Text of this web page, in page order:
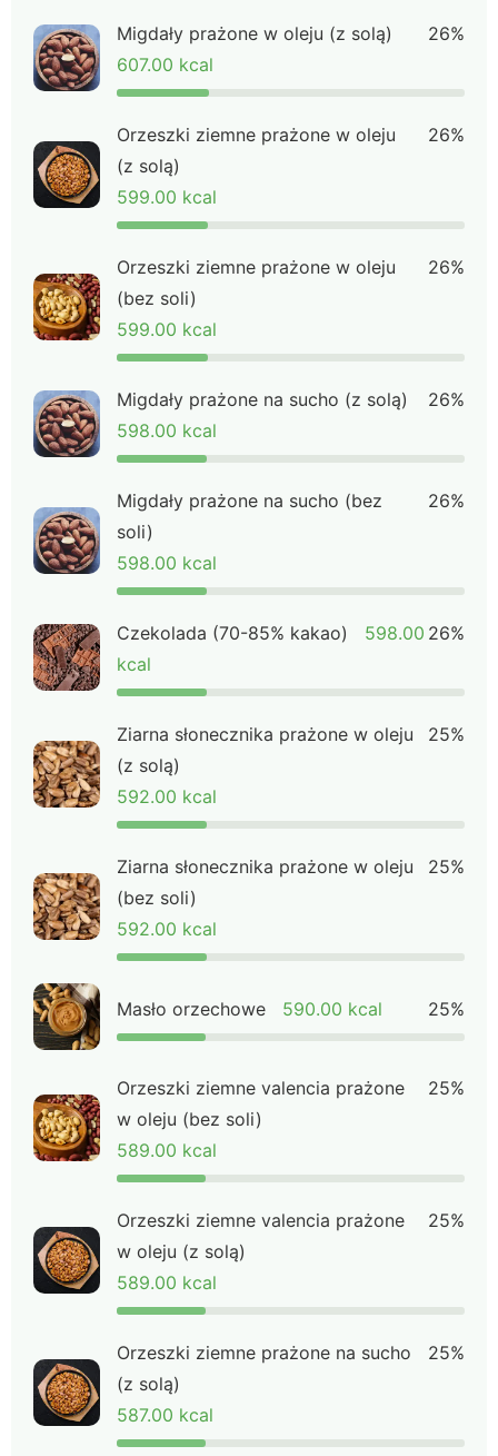
Migdały prażone w oleju (z solą)
607.00 kcal
26%
Orzeszki ziemne prażone w oleju
(z solą)
599.00 kcal
26%
Orzeszki ziemne prażone w oleju
(bez soli)
599.00 kcal
26%
Migdały prażone na sucho (z solą)
598.00 kcal
26%
Migdały prażone na sucho (bez
soli)
598.00 kcal
26%
Czekolada (70-85% kakao)
598.00
kcal
26%
Ziarna słonecznika prażone w oleju
(z solą)
592.00 kcal
25%
Ziarna słonecznika prażone w oleju
(bez soli)
592.00 kcal
25%
Masło orzechowe 590.00 kcal 25%
Orzeszki ziemne valencia prażone
w oleju (bez soli)
589.00 kcal
25%
Orzeszki ziemne valencia prażone
w oleju (z solą)
589.00 kcal
25%
Orzeszki ziemne prażone na sucho
(z solą)
587.00 kcal
25%